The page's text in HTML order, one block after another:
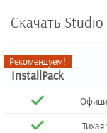
Скачать
Рекомендуем!
InstallPack